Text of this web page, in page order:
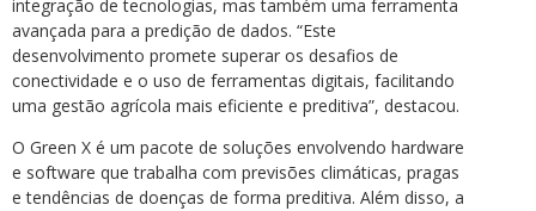
integração de tecnologias, mas também uma ferramenta
avançada para a predição de dados. “Este
desenvolvimento promete superar os desafios de
conectividade e o uso de ferramentas digitais, facilitando
uma gestão agrícola mais eficiente e preditiva”, destacou.
O Green X é um pacote de soluções envolvendo hardware
e software que trabalha com previsões climáticas, pragas
e tendências de doenças de forma preditiva. Além disso, a